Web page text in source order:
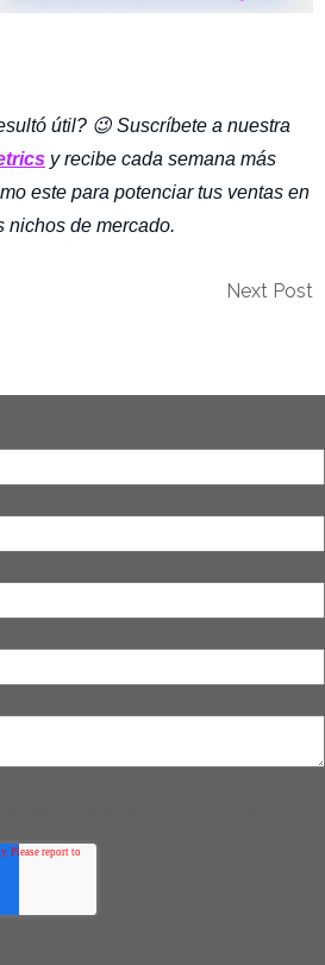
útil? 😉 Suscríbete a nuestra
y recibe cada semana más
este para potenciar tus ventas en
nichos de mercado.
Next Post